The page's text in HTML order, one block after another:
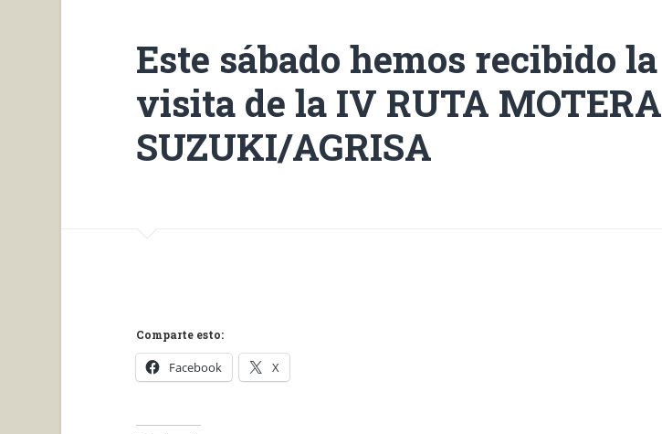
Este sábado hemos recibido la
visita de la IV RUTA MOTERA
SUZUKI/AGRISA
Comparte esto:
Facebook X